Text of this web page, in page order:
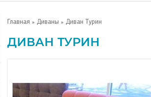
Главная » Диваны » Диван Турин
ДИВАН ТУРИН